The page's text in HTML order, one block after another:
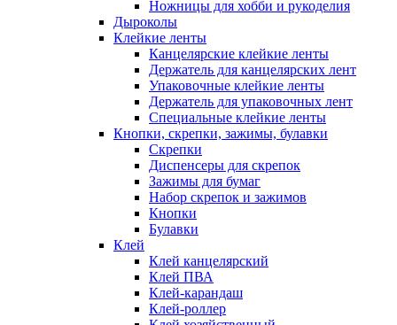
Ножницы для хобби и рукоделия
Дыроколы
Клейкие ленты
Канцелярские клейкие ленты
Держатель для канцелярских лент
Упаковочные клейкие ленты
Держатель для упаковочных лент
Специальные клейкие ленты
Кнопки, скрепки, зажимы, булавки
Скрепки
Диспенсеры для скрепок
Зажимы для бумаг
Набор скрепок и зажимов
Кнопки
Булавки
Клей
Клей канцелярский
Клей ПВА
Клей-карандаш
Клей-роллер